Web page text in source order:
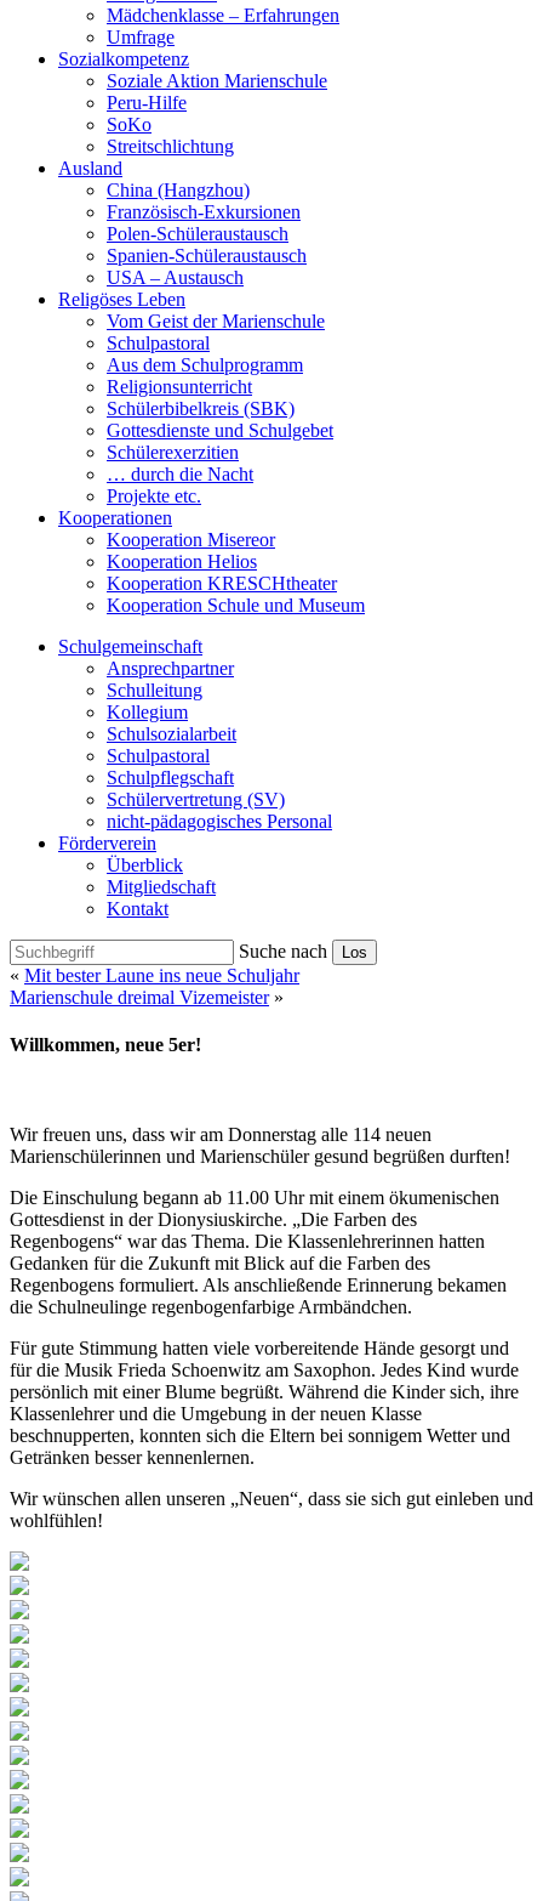
Mädchenklasse – Erfahrungen
Umfrage
Sozialkompetenz
Soziale Aktion Marienschule
Peru-Hilfe
SoKo
Streitschlichtung
Ausland
China (Hangzhou)
Französisch-Exkursionen
Polen-Schüleraustausch
Spanien-Schüleraustausch
USA – Austausch
Religöses Leben
Vom Geist der Marienschule
Schulpastoral
Aus dem Schulprogramm
Religionsunterricht
Schülerbibelkreis (SBK)
Gottesdienste und Schulgebet
Schülerexerzitien
… durch die Nacht
Projekte etc.
Kooperationen
Kooperation Misereor
Kooperation Helios
Kooperation KRESCHtheater
Kooperation Schule und Museum
Schulgemeinschaft
Ansprechpartner
Schulleitung
Kollegium
Schulsozialarbeit
Schulpastoral
Schulpflegschaft
Schülervertretung (SV)
nicht-pädagogisches Personal
Förderverein
Überblick
Mitgliedschaft
Kontakt
Suche nach Los
« Mit bester Laune ins neue Schuljahr
Marienschule dreimal Vizemeister»
Willkommen, neue 5er!
Wir freuen uns, dass wir am Donnerstag alle 114 neuen
Marienschülerinnen und Marienschüler gesund begrüßen durften!
Die Einschulung begann ab 11.00 Uhr mit einem ökumenischen
Gottesdienst in der Dionysiuskirche. „Die Farben des
Regenbogens“ war das Thema. Die Klassenlehrerinnen hatten
Gedanken für die Zukunft mit Blick auf die Farben des
Regenbogens formuliert. Als anschließende Erinnerung bekamen
die Schulneulinge regenbogenfarbige Armbändchen.
Für gute Stimmung hatten viele vorbereitende Hände gesorgt und
für die Musik Frieda Schoenwitz am Saxophon. Jedes Kind wurde
persönlich mit einer Blume begrüßt. Während die Kinder sich, ihre
Klassenlehrer und die Umgebung in der neuen Klasse
beschnupperten, konnten sich die Eltern bei sonnigem Wetter und
Getränken besser kennenlernen.
Wir wünschen allen unseren „Neuen“, dass sie sich gut einleben und
wohlfühlen!